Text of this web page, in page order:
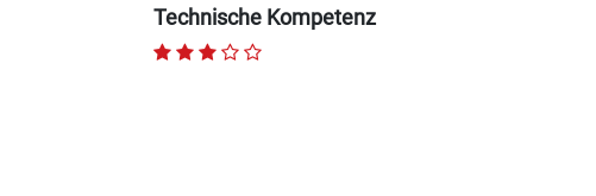
Technische Kompetenz